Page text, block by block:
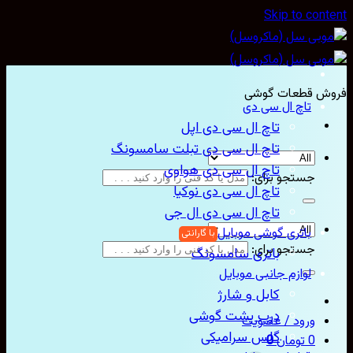
Skip to
قطعات گوشی
جستجو برای:
جستجو برای:
ورود / عضویت
تومان0
تاچ ال سی دی
تاچ ال سی دی اپل
تاچ ال سی دی تبلت سامسونگ
تاچ ال سی دی هواوی
تاچ ال سی دی نوکیا
تاچ ال سی دی ال جی
باتری گوشی موبایل
باتری سامسونگ
لوازم جانبی موبایل
کابل و شارژ
درب پشت گوشی
گلس سرامیکی